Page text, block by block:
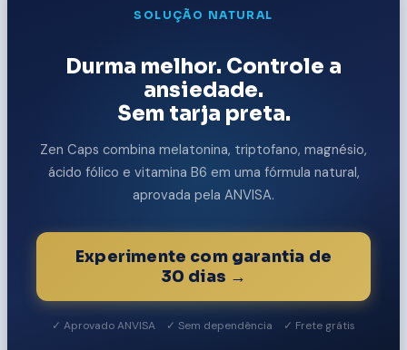
SOLUÇÃO NATURAL
Durma melhor. Controle a
ansiedade.
Sem tarja preta.
Zen Caps combina melatonina, triptofano, magnésio,
ácido fólico e vitamina B6 em uma fórmula natural,
aprovada pela ANVISA.
Experimente com garantia de
30 dias →
✓ Aprovado ANVISA ✓ Sem dependência ✓ Frete grátis